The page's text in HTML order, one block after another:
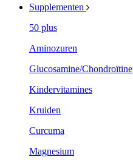
Supplementen
50 plus
Aminozuren
Glucosamine/Chondroïtine
Kindervitamines
Kruiden
Curcuma
Magnesium